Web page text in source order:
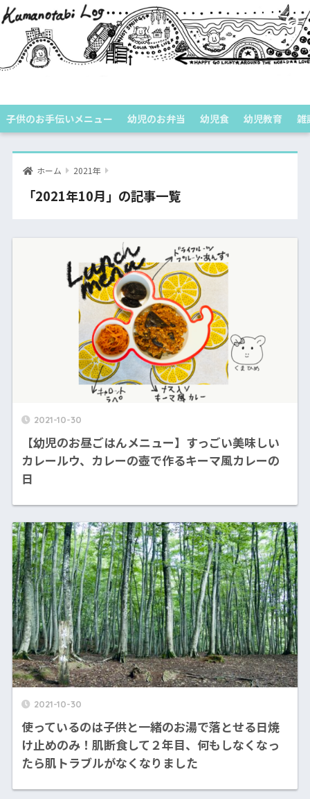
子供のお手伝いメニュー 幼児のお弁当 幼児食 幼児教育 雑
ホーム 2021年
「2021年10月」の記事一覧
2021-10-30
【幼児のお昼ごはんメニュー】すっごい美味しい
カレールウ、カレーの壺で作るキーマ風カレーの
日
2021-10-30
使っているのは子供と一緒のお湯で落とせる日焼
け止めのみ！肌断食して２年目、何もしなくなっ
たら肌トラブルがなくなりました